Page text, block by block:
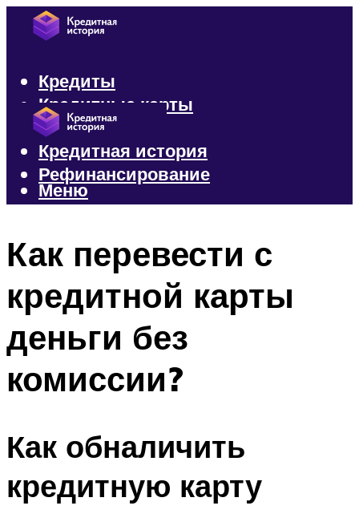
Кредиты
Кредитные карты
Микрозаймы
Кредитная история
Рефинансирование
Меню
Как перевести с
кредитной карты
деньги без
комиссии?
Как обналичить
кредитную карту